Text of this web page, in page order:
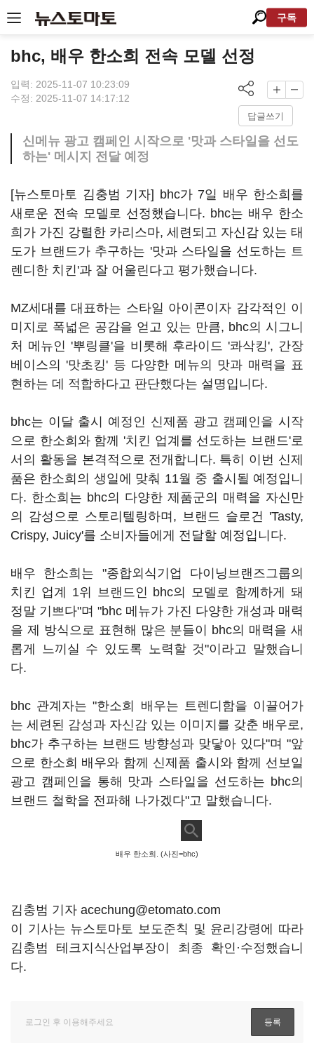
구독
bhc, 배우 한소희 전속 모델 선정
입력: 2025-11-07 10:23:09
수정: 2025-11-07 14:17:12
답글쓰기
신메뉴 광고 캠페인 시작으로 '맛과 스타일을 선도
하는' 메시지 전달 예정
[뉴스토마토 김충범 기자] bhc가 7일 배우 한소희를
새로운 전속 모델로 선정했습니다. bhc는 배우 한소
희가 가진 강렬한 카리스마, 세련되고 자신감 있는 태
도가 브랜드가 추구하는 '맛과 스타일을 선도하는 트
렌디한 치킨'과 잘 어울린다고 평가했습니다.
MZ세대를 대표하는 스타일 아이콘이자 감각적인 이
미지로 폭넓은 공감을 얻고 있는 만큼, bhc의 시그니
처 메뉴인 '뿌링클'을 비롯해 후라이드 '콰삭킹', 간장
베이스의 '맛초킹' 등 다양한 메뉴의 맛과 매력을 표
현하는 데 적합하다고 판단했다는 설명입니다.
bhc는 이달 출시 예정인 신제품 광고 캠페인을 시작
으로 한소희와 함께 '치킨 업계를 선도하는 브랜드'로
서의 활동을 본격적으로 전개합니다. 특히 이번 신제
품은 한소희의 생일에 맞춰 11월 중 출시될 예정입니
다. 한소희는 bhc의 다양한 제품군의 매력을 자신만
의 감성으로 스토리텔링하며, 브랜드 슬로건 'Tasty,
Crispy, Juicy'를 소비자들에게 전달할 예정입니다.
배우 한소희는 "종합외식기업 다이닝브랜즈그룹의
치킨 업계 1위 브랜드인 bhc의 모델로 함께하게 돼
정말 기쁘다"며 "bhc 메뉴가 가진 다양한 개성과 매력
을 제 방식으로 표현해 많은 분들이 bhc의 매력을 새
롭게 느끼실 수 있도록 노력할 것"이라고 말했습니
다.
bhc 관계자는 "한소희 배우는 트렌디함을 이끌어가
는 세련된 감성과 자신감 있는 이미지를 갖춘 배우로,
bhc가 추구하는 브랜드 방향성과 맞닿아 있다"며 "앞
으로 한소희 배우와 함께 신제품 출시와 함께 선보일
광고 캠페인을 통해 맛과 스타일을 선도하는 bhc의
브랜드 철학을 전파해 나가겠다"고 말했습니다.
배우 한소희. (사진=bhc)
김충범 기자 acechung@etomato.com
이 기사는 뉴스토마토 보도준칙 및 윤리강령에 따라
김충범 테크지식산업부장이 최종 확인·수정했습니
다.